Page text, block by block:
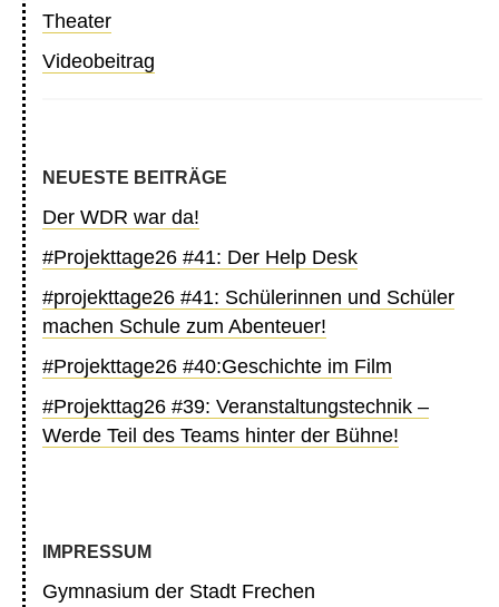
Theater
Videobeitrag
NEUESTE BEITRÄGE
Der WDR war da!
#Projekttage26 #41: Der Help Desk
#projekttage26 #41: Schülerinnen und Schüler
machen Schule zum Abenteuer!
#Projekttage26 #40:Geschichte im Film
#Projekttag26 #39: Veranstaltungstechnik –
Werde Teil des Teams hinter der Bühne!
IMPRESSUM
Gymnasium der Stadt Frechen